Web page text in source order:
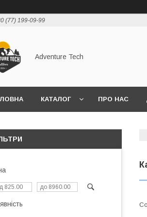
(77) 199-09-99
Adventure Tech
КАТАЛОГ ПРО НАС